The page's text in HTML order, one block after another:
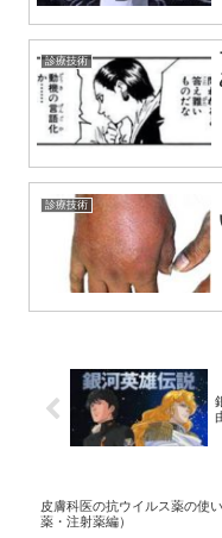
診療技術
診療技術
皮膚科医の抗ウイルス薬の使
薬・注射薬編）